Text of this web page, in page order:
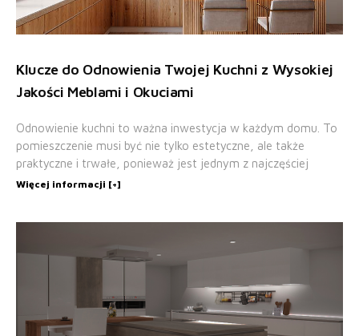
Klucze do Odnowienia Twojej Kuchni z Wysokiej
Jakości Meblami i Okuciami
Odnowienie kuchni to ważna inwestycja w każdym domu. To
pomieszczenie musi być nie tylko estetyczne, ale także
praktyczne i trwałe, ponieważ jest jednym z najczęściej
Więcej informacji [+]